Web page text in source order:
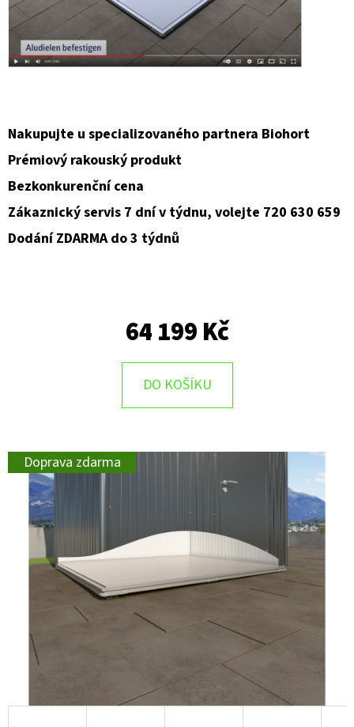
Nakupujte u specializovaného partnera Biohort
Prémiový rakouský produkt
Bezkonkurenční cena
Zákaznický servis 7 dní v týdnu, volejte 720 630 659
Dodání ZDARMA do 3 týdnů
64 199 Kč
DO KOŠÍKU
Doprava zdarma